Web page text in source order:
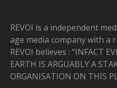
REVOI is a independent
age media company with a
REVOI believes : “INFACT
EARTH IS ARGUABLY A
ORGANISATION ON THIS